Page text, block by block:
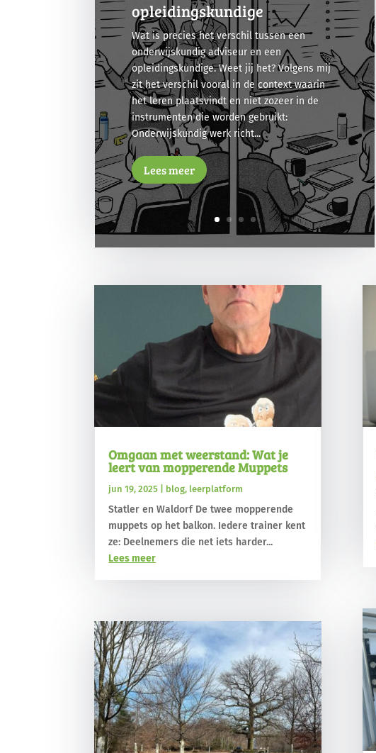
opleidingskundige
Wat is precies het verschil tussen een
onderwijskundig adviseur en een
opleidingskundige. Weet jij het? Volgens mij
zit het verschil vooral in de context waarin
het leren plaatsvindt en niet zozeer in de
instrumenten die worden gebruikt:
Onderwijskundig werk richt...
Lees meer
Omgaan met weerstand: Wat je
leert van mopperende Muppets
jun 19, 2025 blog, leerplatform
Statler en Waldorf De twee mopperende
muppets op het balkon. Iedere trainer kent
ze: Deelnemers die net iets harder...
Lees meer